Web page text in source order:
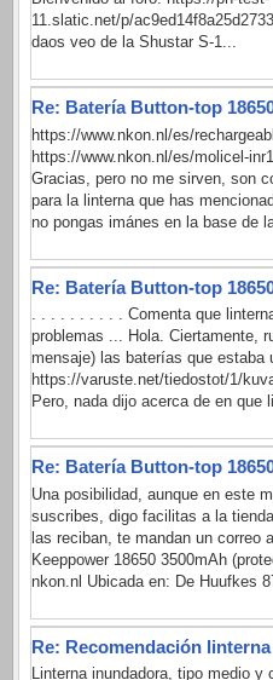
11.slatic.net/p/
daos veo de la Shustar S-1...
Re: Batería Button-top
https://www.nkon.nl/es/
https://www.nkon.nl/es/molicel-
Gracias, pero no me sirven, son
para la linterna que has
no pongas imánes en la base de
Re: Batería Button-top
. . . . . . . . . . Comenta que
problemas ... Hola. Ciertamente,
mensaje) las baterías que estaba
https://varuste.net/tiedostot/1/
Pero, nada dijo acerca de en que
Re: Batería Button-top
Una posibilidad, aunque en este
suscribes, digo facilitas a la
las reciban, te mandan un correo
Keeppower 18650 3500mAh
nkon.nl Ubicada en: De Huufkes
Re: Recomendación
Linterna inundadora, tipo medio y